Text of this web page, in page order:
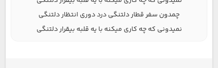
چمدون سفر قطار دلتنگی درد دوری انتظار دلتنگی
نمیدونی که چه کاری میکنه با یه قلبه بیقرار دلتنگی